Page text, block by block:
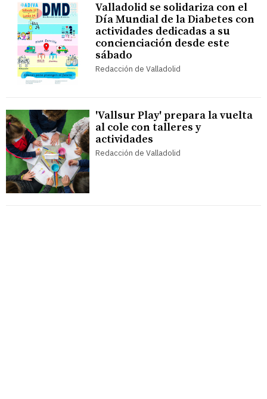
Valladolid se solidariza con el
Día Mundial de la Diabetes con
actividades dedicadas a su
concienciación desde este
sábado
Redacción de Valladolid
'Vallsur Play' prepara la vuelta
al cole con talleres y
actividades
Redacción de Valladolid